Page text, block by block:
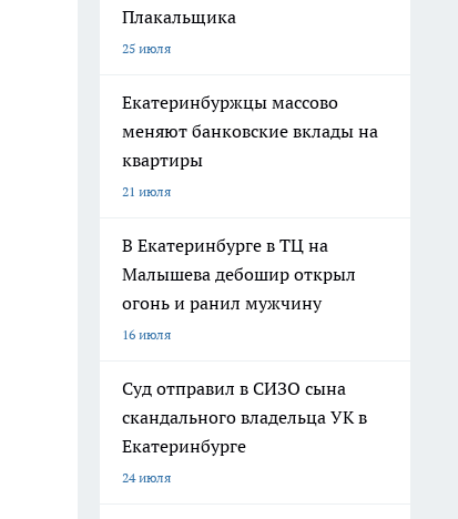
Плакальщика
25 июля
Екатеринбуржцы массово
меняют банковские вклады на
квартиры
21 июля
В Екатеринбурге в ТЦ на
Малышева дебошир открыл
огонь и ранил мужчину
16 июля
Суд отправил в СИЗО сына
скандального владельца УК в
Екатеринбурге
24 июля